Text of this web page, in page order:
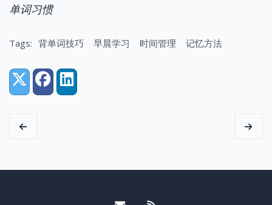
单词习惯
Tags: 背单词技巧 早晨学习 时间管理 记忆方法
Share:
X (Twitter)
FacebookLinkedIn
Email me